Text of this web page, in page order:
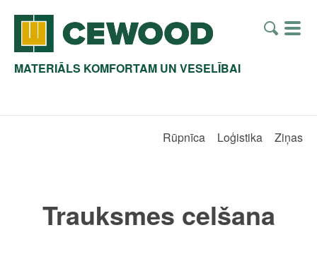
MATERIĀLS KOMFORTAM UN VESELĪBAI
Rūpnīca Loģistika Ziņas
Trauksmes celšana